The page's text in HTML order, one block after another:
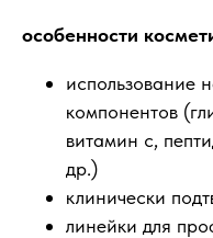
особенности
использование
компонентов
витамин c,
др.)
клинически
линейки для